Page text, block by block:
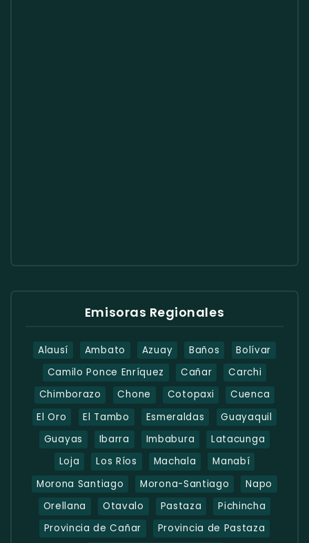
Emisoras Regionales
Alausí Ambato Azuay Baños
Bolívar
Camilo Ponce Enríquez
Cañar
Carchi
Chimborazo
Chone Cotopaxi
Cuenca
El Oro
El Tambo Esmeraldas
Guayaquil
Guayas
Ibarra Imbabura
Latacunga
Loja
Los Ríos Machala
Manabí
Morona Santiago
Morona-Santiago
Napo
Orellana
Otavalo Pastaza
Pichincha
Provincia de Cañar
Provincia de Pastaza